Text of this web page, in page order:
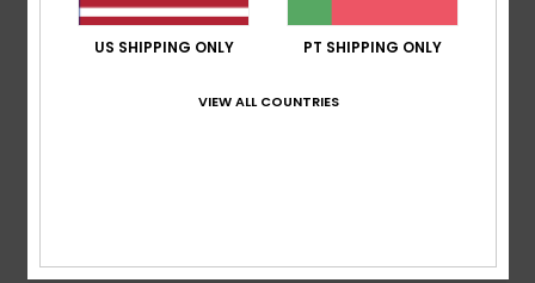
Outubro 2025
0% dos nossos clientes recomendam este produto
Conforto
US SHIPPING ONLY PT SHIPPING ONLY
VIEW ALL COUNTRIES